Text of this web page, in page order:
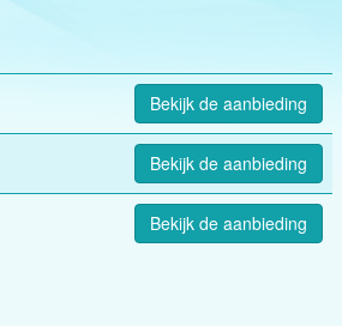
Bekijk de aanbieding
Bekijk de aanbieding
Bekijk de aanbieding